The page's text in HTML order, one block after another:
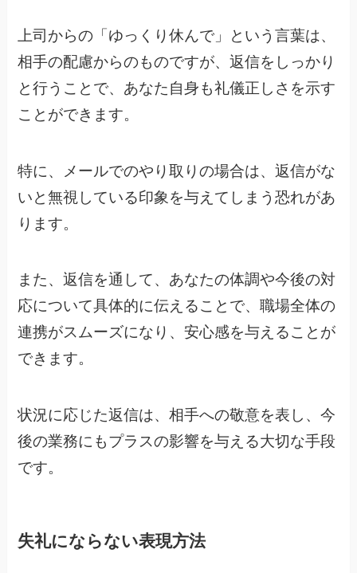
上司からの「ゆっくり休んで」という言葉は、
相手の配慮からのものですが、返信をしっかり
と行うことで、あなた自身も礼儀正しさを示す
ことができます。
特に、メールでのやり取りの場合は、返信がな
いと無視している印象を与えてしまう恐れがあ
ります。
また、返信を通して、あなたの体調や今後の対
応について具体的に伝えることで、職場全体の
連携がスムーズになり、安心感を与えることが
できます。
状況に応じた返信は、相手への敬意を表し、今
後の業務にもプラスの影響を与える大切な手段
です。
失礼にならない表現方法